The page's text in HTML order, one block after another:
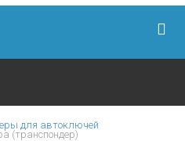
для автоключей
(транспондер)